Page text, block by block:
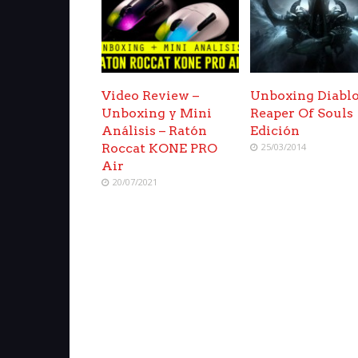
Video Review –
Unboxing y Mini
Análisis – Ratón
Roccat KONE PRO
Air
20/07/2021
Unboxing
Reaper Of Souls
Edición
25/03/2014